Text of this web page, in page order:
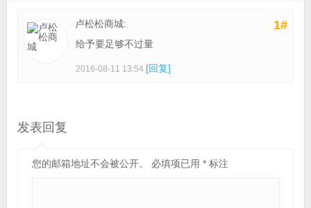
1#
卢松松商城:
给予要足够不过量
2016-08-11 13:54 [回复]
发表回复
您的邮箱地址不会被公开。 必填项已用 *标注